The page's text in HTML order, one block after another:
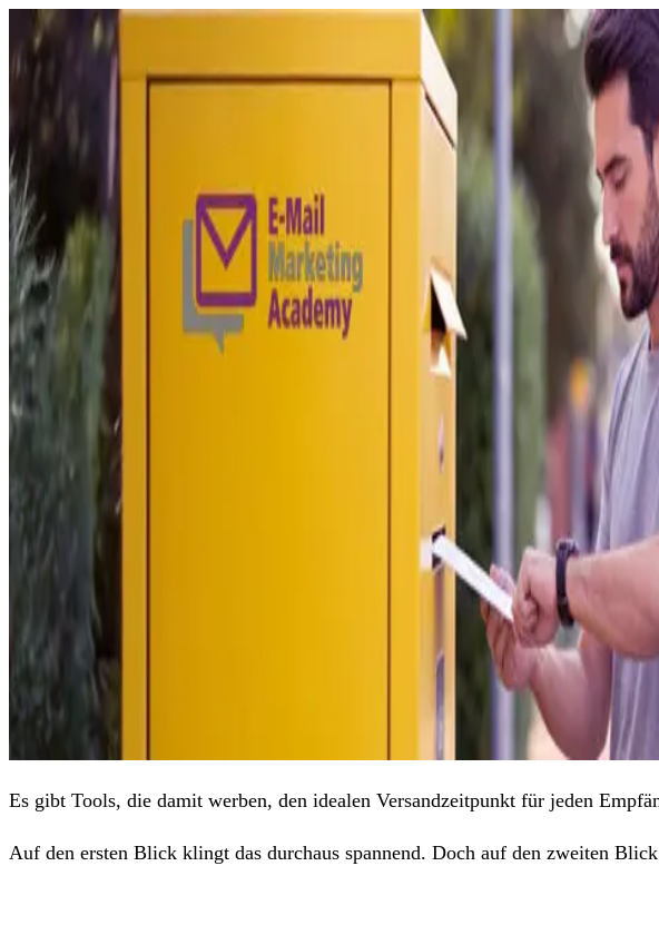
Es gibt Tools, die damit werben, den idealen Versandzeitpunkt für jeden
Auf den ersten Blick klingt das durchaus spannend. Doch auf den zweiten